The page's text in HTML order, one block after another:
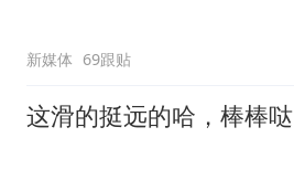
新媒体 69跟贴
这滑的挺远的哈，棒棒哒